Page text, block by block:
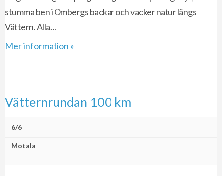
stumma ben i Ombergs backar och vacker natur längs
Vättern. Alla…
Mer information »
Vätternrundan 100 km
6/6
Motala